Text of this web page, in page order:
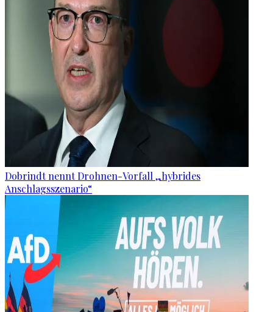
Dobrindt nennt Drohnen-Vorfall „hybrides
Anschlagsszenario“